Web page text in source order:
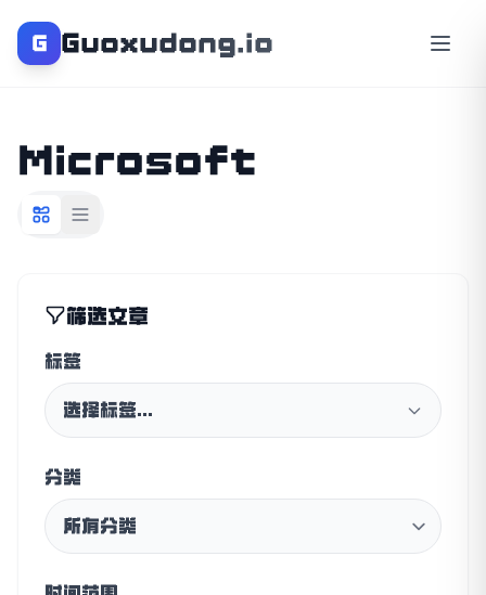
G Guoxudong.io
Microsoft
筛选文章
标签
选择标签...
分类